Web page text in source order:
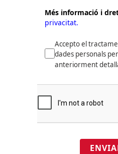
Més informació i
privacitat.
Accepto el
dades personals
anteriorment